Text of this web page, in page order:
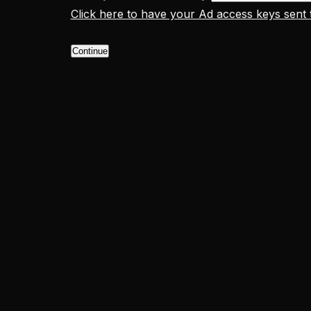
Click here to have your Ad access keys sent